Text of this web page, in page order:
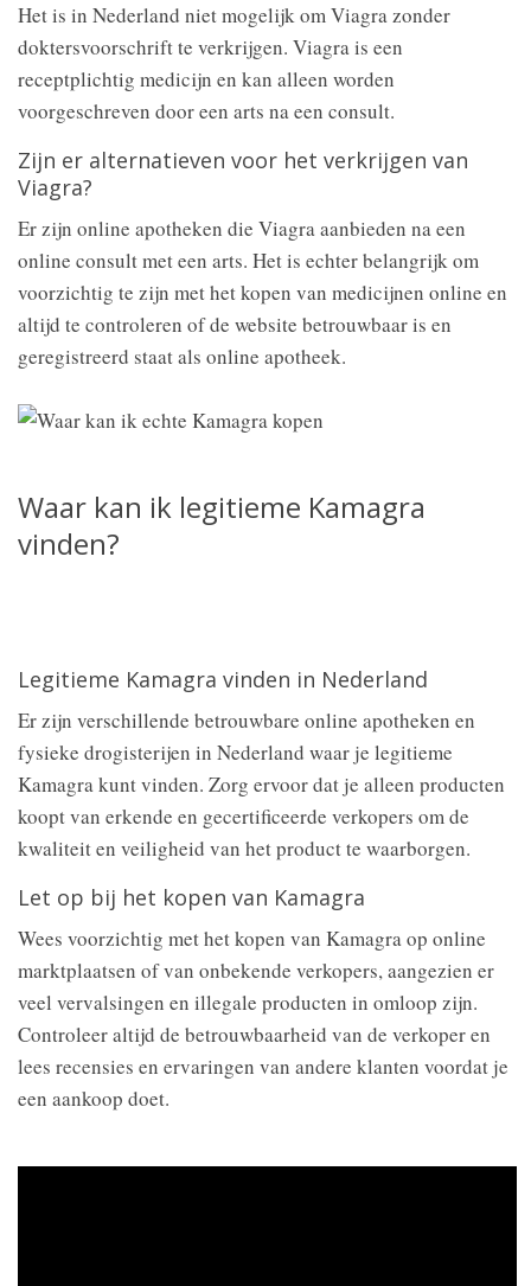
Het is in Nederland niet mogelijk om Viagra zonder
doktersvoorschrift te verkrijgen. Viagra is een
receptplichtig medicijn en kan alleen worden
voorgeschreven door een arts na een consult.
Zijn er alternatieven voor het verkrijgen van
Viagra?
Er zijn online apotheken die Viagra aanbieden na een
online consult met een arts. Het is echter belangrijk om
voorzichtig te zijn met het kopen van medicijnen online en
altijd te controleren of de website betrouwbaar is en
geregistreerd staat als online apotheek.
Waar kan ik legitieme Kamagra
vinden?
Legitieme Kamagra vinden in Nederland
Er zijn verschillende betrouwbare online apotheken en
fysieke drogisterijen in Nederland waar je legitieme
Kamagra kunt vinden. Zorg ervoor dat je alleen producten
koopt van erkende en gecertificeerde verkopers om de
kwaliteit en veiligheid van het product te waarborgen.
Let op bij het kopen van Kamagra
Wees voorzichtig met het kopen van Kamagra op online
marktplaatsen of van onbekende verkopers, aangezien er
veel vervalsingen en illegale producten in omloop zijn.
Controleer altijd de betrouwbaarheid van de verkoper en
lees recensies en ervaringen van andere klanten voordat je
een aankoop doet.